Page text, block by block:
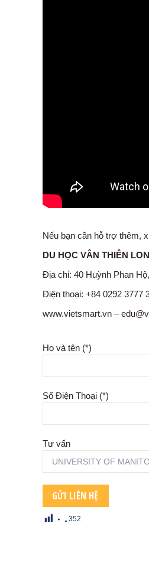
Nếu bạn cần hỗ trợ thêm,
DU HỌC VÂN THIÊN
Địa chỉ: 40 Huỳnh Phan
Điện thoại: +84 0292 3777
www.vietsmart.vn –
Họ và tên (*)
Số Điện Thoại (*)
Tư vấn
352